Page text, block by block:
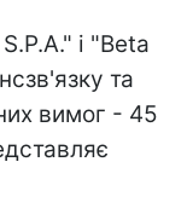
і "Beta
та
вимог - 45